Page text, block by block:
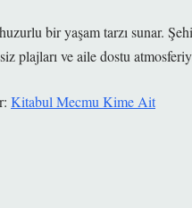
bir yaşam tarzı sunar.
plajları ve aile dostu
Kitabul Mecmu Kime Ait